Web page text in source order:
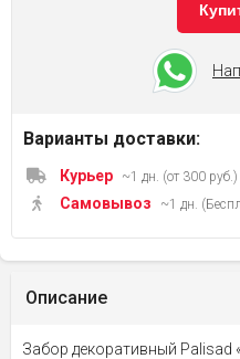
Варианты доставки:
Курьер ~1 дн. (от 300 руб.)
Самовывоз ~1 дн.
Описание
Забор декоративный Palisad